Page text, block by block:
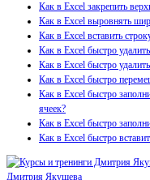
Как в Excel закрепить
Как в Excel выровнять
Как в Excel вставить
Как в Excel быстро
Как в Excel быстро
Как в Excel быстро
Как в Excel быстро
ячеек?
Как в Excel быстро
Как в Excel быстро
Дмитрия Якушева